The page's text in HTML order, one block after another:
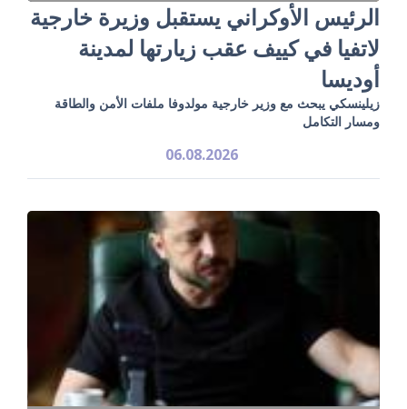
الرئيس الأوكراني يستقبل وزيرة خارجية
لاتفيا في كييف عقب زيارتها لمدينة
أوديسا
زيلينسكي يبحث مع وزير خارجية مولدوفا ملفات الأمن والطاقة
ومسار التكامل
06.08.2026